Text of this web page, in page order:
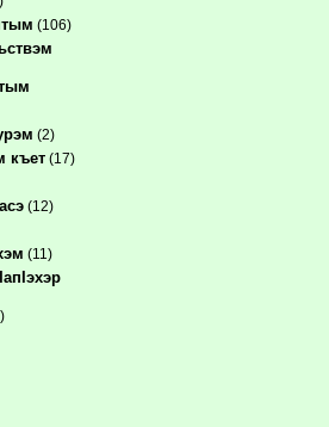
(106)
(2)
къет (17)
(12)
(11)